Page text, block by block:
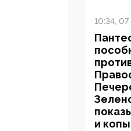
10:34,
и